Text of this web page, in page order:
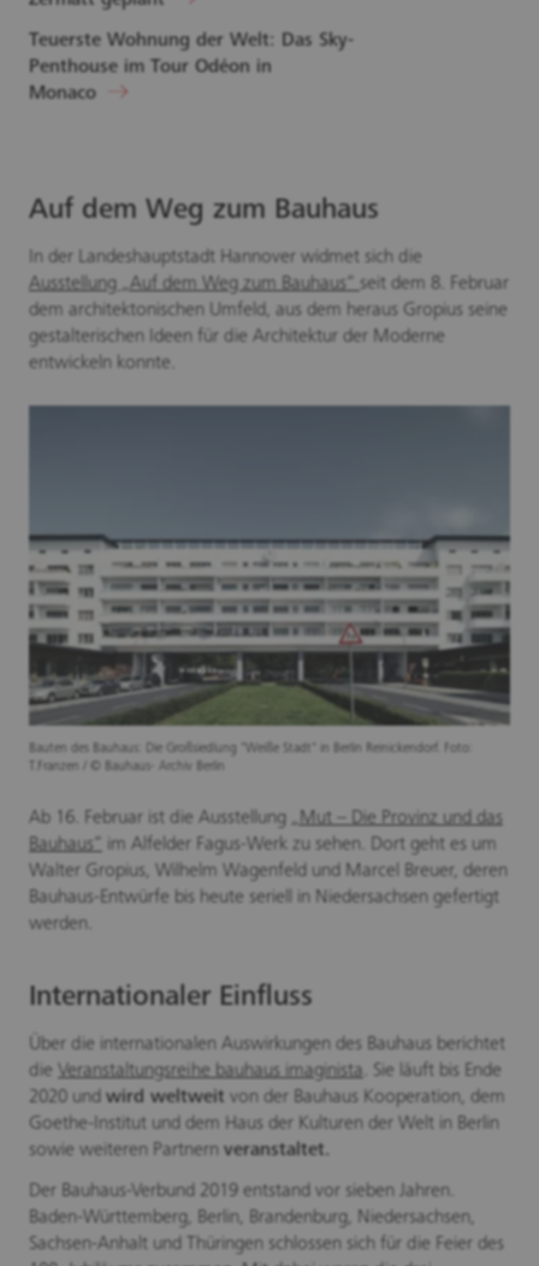
Teuerste Wohnung der Welt: Das Sky-
Penthouse im Tour Odéon in
Monaco
Auf dem Weg zum Bauhaus
In der Landeshauptstadt Hannover widmet sich die
Ausstellung „Auf dem Weg zum Bauhaus“ seit dem 8. Februar
dem architektonischen Umfeld, aus dem heraus Gropius seine
gestalterischen Ideen für die Architektur der Moderne
entwickeln konnte.
Bauten des Bauhaus: Die Großsiedlung "Weiße Stadt" in Berlin Reinickendorf. Foto:
T.Franzen / © Bauhaus- Archiv Berlin
Ab 16. Februar ist die Ausstellung „Mut – Die Provinz und das
Bauhaus“ im Alfelder Fagus-Werk zu sehen. Dort geht es um
Walter Gropius, Wilhelm Wagenfeld und Marcel Breuer, deren
Bauhaus-Entwürfe bis heute seriell in Niedersachsen gefertigt
werden.
Internationaler Einfluss
Über die internationalen Auswirkungen des Bauhaus berichtet
die Veranstaltungsreihe bauhaus imaginista . Sie läuft bis Ende
2020 und wird weltweit von der Bauhaus Kooperation, dem
Goethe-Institut und dem Haus der Kulturen der Welt in Berlin
sowie weiteren Partnern veranstaltet.
Der Bauhaus-Verbund 2019 entstand vor sieben Jahren.
Baden-Württemberg, Berlin, Brandenburg, Niedersachsen,
Sachsen-Anhalt und Thüringen schlossen sich für die Feier des